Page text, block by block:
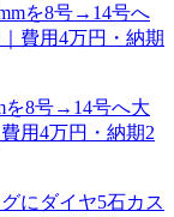
を8号→14号へ大
用4万円・納期2